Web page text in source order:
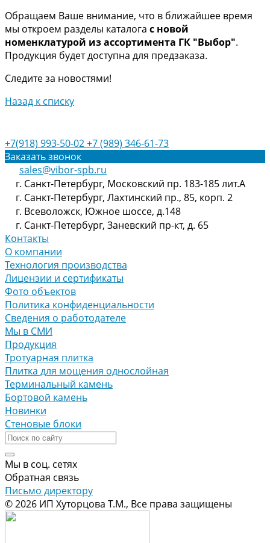
Обращаем Ваше внимание, что в ближайшее время
мы откроем разделы каталога с новой
номенклатурой из ассортимента ГК "Выбор".
Продукция будет доступна для предзаказа.
Следите за новостями!
Назад к списку
+7(918) 993-50-02+7 (989) 346-61-73
Заказать звонок
sales@vibor-spb.ru
г. Санкт-Петербург, Московский пр. 183-185 лит.А
г. Санкт-Петербург, Лахтинский пр., 85, корп. 2
г. Всеволожск, Южное шоссе, д.148
г. Санкт-Петербург, Заневский пр-кт, д. 65
Контакты
О компании
Технология производства
Лицензии и сертификаты
Фото объектов
Политика конфиденциальности
Сведения о работодателе
Мы в СМИ
Продукция
Тротуарная плитка
Плитка для мощения однослойная
Терминальный камень
Бортовой камень
Новинки
Стеновые блоки
Мы в соц. сетях
Обратная связь
Письмо директору
© 2026 ИП Хуторцова Т.М., Все права защищены